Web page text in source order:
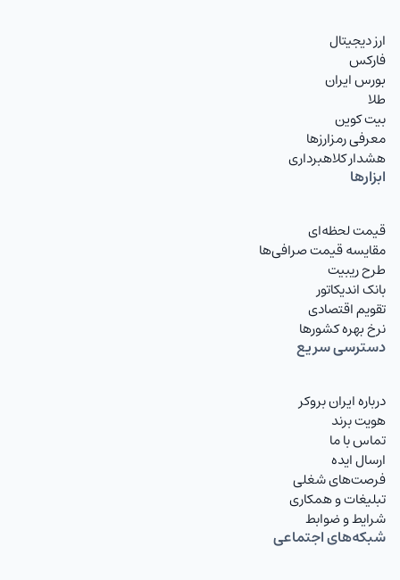
CNYIRT
NZDIRT
AEDIRT
SARIRT
BHDIRT دینار بحرین تومان
OMRIRT
QARIRT
IQDIRT
TRYIRT
RUBIRT
AZNIRT
AMDIRT
ارز دیجیتال
فارکس
بورس ایران
طلا
بیت کوین
معرفی رمزارزها
هشدار کلاهبرداری
ابزارها
قیمت لحظه‌ای
مقایسه قیمت صرافی‌ها
طرح ریبیت
بانک اندیکاتور
تقویم اقتصادی
نرخ بهره کشورها
دسترسی سریع
درباره ایران بروکر
هویت برند
تماس با ما
ارسال ایده
فرصت‌های شغلی
تبلیغات و همکاری
شرایط و ضوابط
شبکه‌های اجتماعی